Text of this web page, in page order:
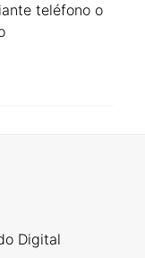
teléfono o
Digital